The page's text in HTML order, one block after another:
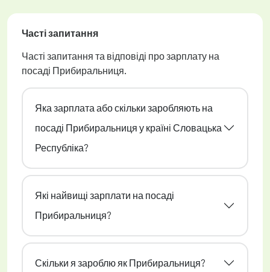
Часті запитання
Часті запитання та відповіді про зарплату на
посаді Прибиральниця.
Яка зарплата або скільки заробляють на
посаді Прибиральниця у країні Словацька
Республіка?
Які найвищі зарплати на посаді
Прибиральниця?
Скільки я зароблю як Прибиральниця?